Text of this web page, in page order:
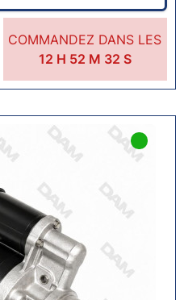
COMMANDEZ DANS LES
12 H 52 M 31S